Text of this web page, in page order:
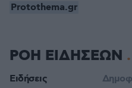
Protothema.gr
ΡΟΗ ΕΙΔΗΣΕΩΝ
Ειδήσεις